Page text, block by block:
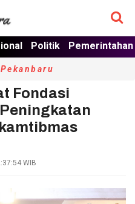
Politik Pemerintahan
Pekanbaru
Fondasi
WIB